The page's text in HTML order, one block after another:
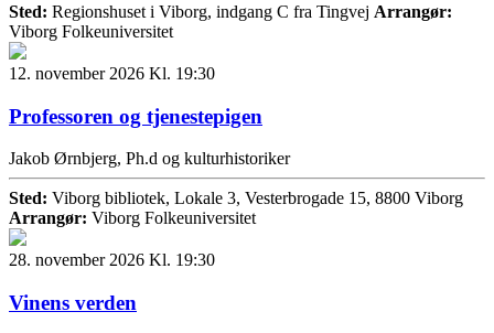
Sted: Regionshuset i Viborg, indgang C fra Tingvej Arrangør:
Viborg Folkeuniversitet
12. november 2026 Kl. 19:30
Professoren og tjenestepigen
Jakob Ørnbjerg, Ph.d og kulturhistoriker
Sted: Viborg bibliotek, Lokale 3, Vesterbrogade 15, 8800 Viborg
Arrangør: Viborg Folkeuniversitet
28. november 2026 Kl. 19:30
Vinens verden